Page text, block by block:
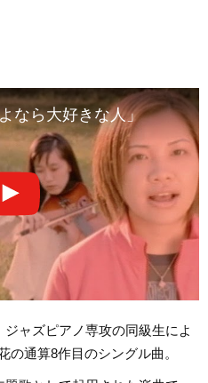
なら大好きな人」
ャズピアノ専攻の同級生によ
の通算8作目のシングル曲。